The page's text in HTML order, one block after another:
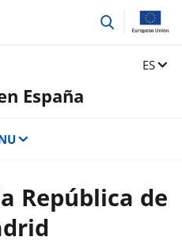
przejdź
Zmień
ES
España
República de